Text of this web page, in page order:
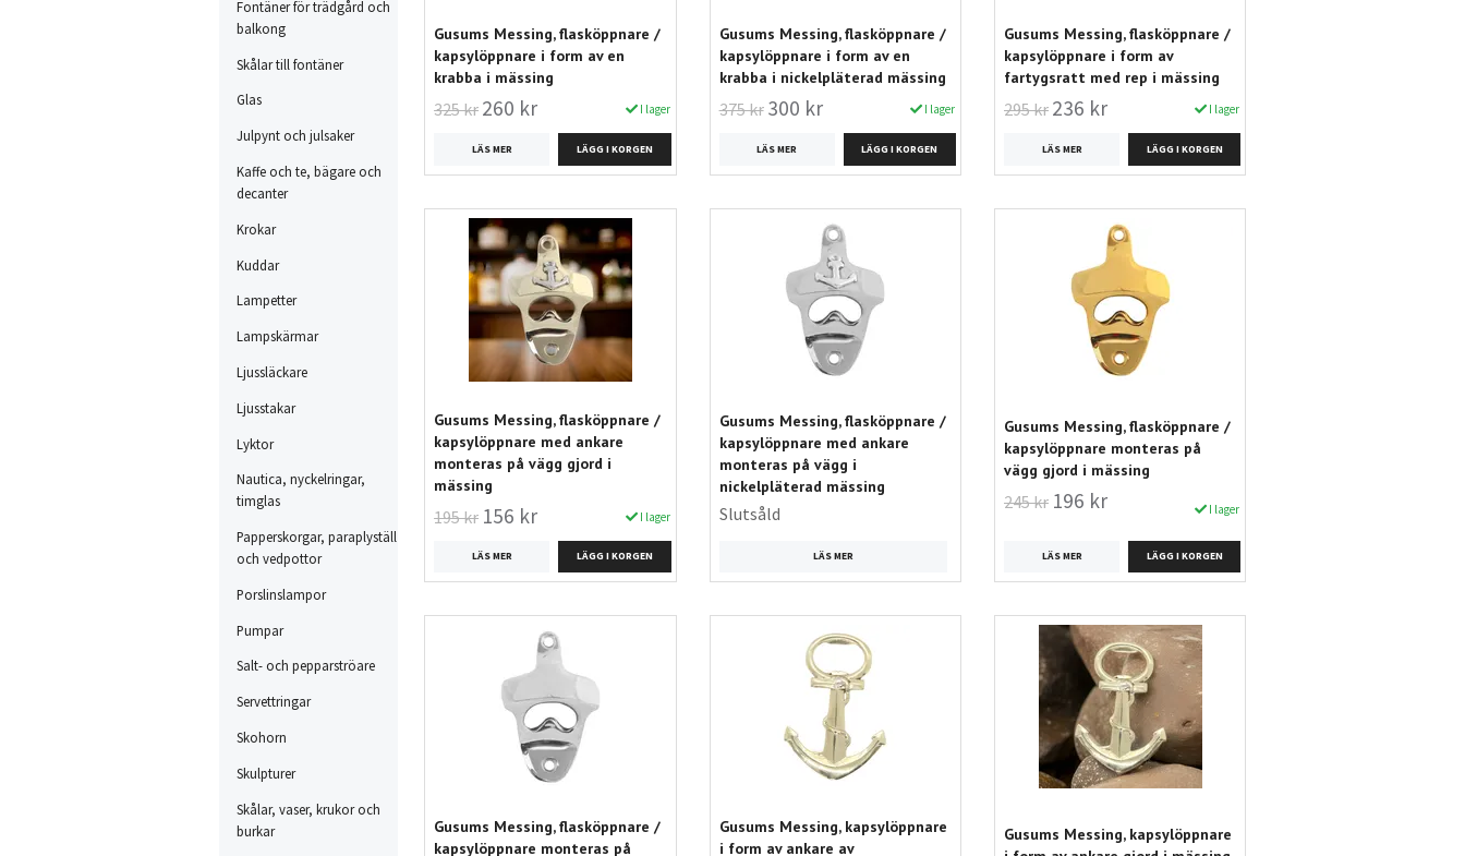
Fontäner för trädgård och
balkong
Skålar till fontäner
Glas
Julpynt och julsaker
Kaffe och te, bägare och
decanter
Krokar
Kuddar
Lampetter
Lampskärmar
Ljussläckare
Ljusstakar
Lyktor
Nautica, nyckelringar,
timglas
Papperskorgar, paraplyställ
och vedpottor
Porslinslampor
Pumpar
Salt- och pepparströare
Servettringar
Skohorn
Skulpturer
Skålar, vaser, krukor och
burkar
Gusums Messing, flasköppnare /
kapsylöppnare i form av en
krabba i mässing
325 kr 260 kr I lager
LÄS MER
Gusums Messing, flasköppnare /
kapsylöppnare i form av en
krabba i nickelpläterad mässing
375 kr 300 kr I lager
LÄS MER
Gusums Messing, flasköppnare /
kapsylöppnare i form av
fartygsratt med rep i mässing
295 kr 236 kr I lager
LÄS MER
Gusums Messing, flasköppnare /
kapsylöppnare med ankare
monteras på vägg gjord i
mässing
195 kr 156 kr I lager
LÄS MER
Gusums Messing, flasköppnare /
kapsylöppnare med ankare
monteras på vägg i
nickelpläterad mässing
Slutsåld
LÄS MER
Gusums Messing, flasköppnare /
kapsylöppnare monteras på
vägg gjord i mässing
245 kr 196 kr I lager
LÄS MER
Gusums Messing, flasköppnare /
kapsylöppnare monteras på
Gusums Messing, kapsylöppnare
i form av ankare av
Gusums Messing, kapsylöppnare